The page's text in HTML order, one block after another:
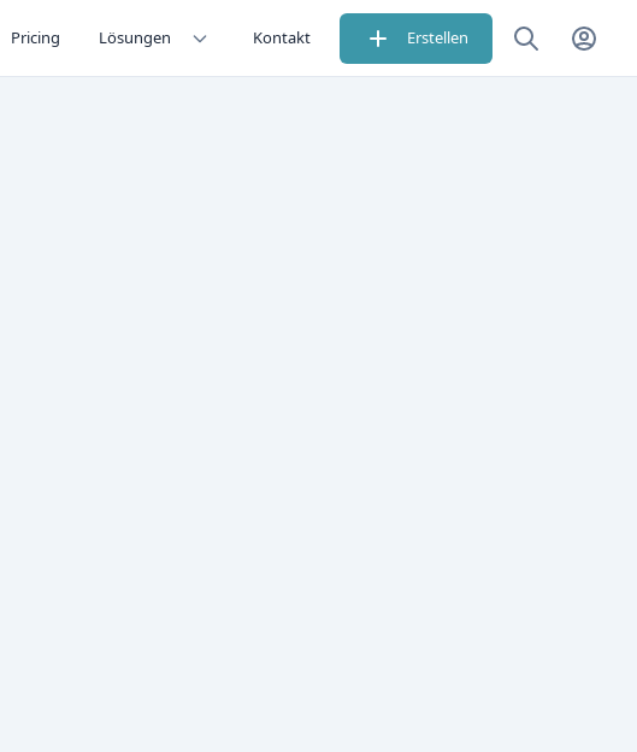
Pricing Lösungen Kontakt Erstellen